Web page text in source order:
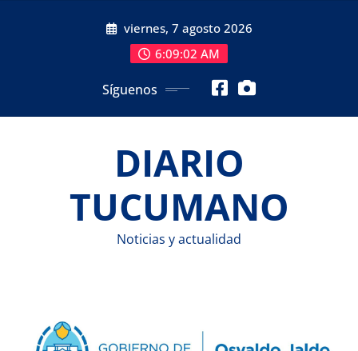
viernes, 7 agosto 2026
6:09:03 AM
Síguenos
DIARIO
TUCUMANO
Noticias y actualidad